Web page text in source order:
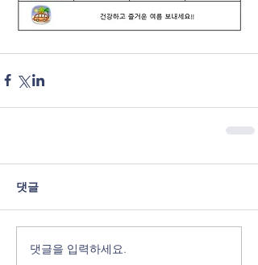
댓글
댓글을 입력하세요.